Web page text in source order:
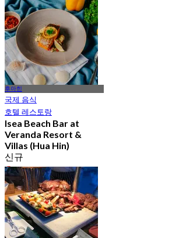
에서฿ 595
후아힌
국제 음식
호텔 레스토랑
Isea Beach Bar at
Veranda Resort &
Villas (Hua Hin)
신규
4.5
에서฿ 837.5